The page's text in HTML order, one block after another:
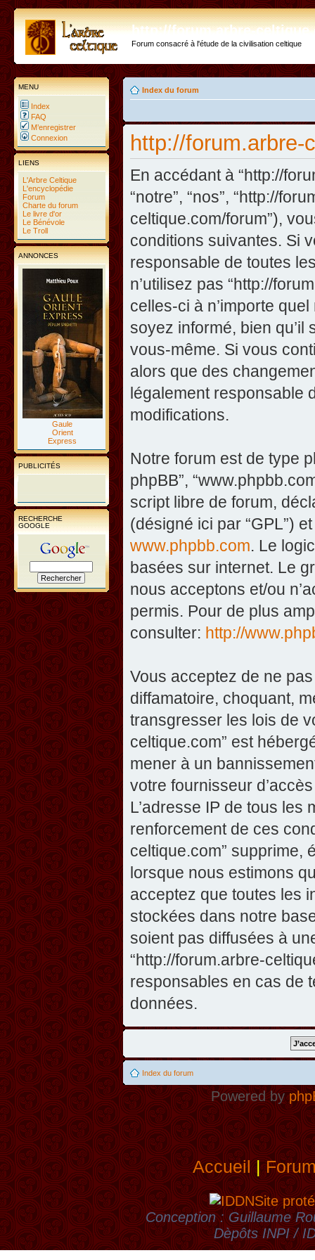
http://forum.arbre-
Forum consacré à l'étude de la civilisation celtique
MENU
Index
FAQ
M’enregistrer
Connexion
LIENS
L'Arbre Celtique
L'encyclopédie
Forum
Charte du forum
Le livre d'or
Le Bénévole
Le Troll
ANNONCES
Gaule
Orient
Express
PUBLICITÉS
RECHERCHE
GOOGLE
Index du forum
http://forum.arbre-
En accédant à “http://
“notre”, “nos”, “http://
celtique.com/forum”),
conditions suivantes. Si
responsable de toutes
n’utilisez pas “http://
celles-ci à n’importe
soyez informé, bien
vous-même. Si vous
alors que des
légalement responsable
modifications.
Notre forum est de type
phpBB”,
script libre de forum,
(désigné ici par “GPL”)
www.phpbb.com. Le
basées sur internet. Le
nous acceptons et/ou
permis. Pour de plus
consulter: http://
Vous acceptez de ne
diffamatoire, choquant,
transgresser les lois de
celtique.com” est
mener à un
votre fournisseur
L’adresse IP de tous
renforcement de ces
celtique.com” supprime,
lorsque nous estimons
acceptez que toutes les
stockées dans notre
soient pas diffusées à
“http://forum.arbre-
responsables en cas de
données.
Index du forum
Powered by
Accueil|
Site
Conception : Guillaume
Dèpôts INPI /